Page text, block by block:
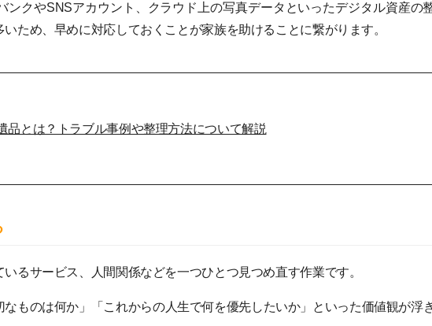
ンクやSNSアカウント、クラウド上の写真データといったデジタル資産の
ため、早めに対応しておくことが家族を助けることに繋がります。
品とは？トラブル事例や整理方法について解説
るサービス、人間関係などを一つひとつ見つめ直す作業です。
ものは何か」「これからの人生で何を優先したいか」といった価値観が浮